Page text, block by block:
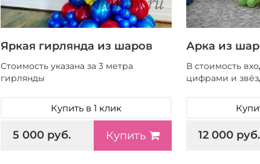
Яркая гирлянда из шаров
Стоимость указана за 3 метра
гирлянды
Купить в 1 клик
5 000 руб. Купить
Арка из
В стоимость
цифрами и
12 000 руб.